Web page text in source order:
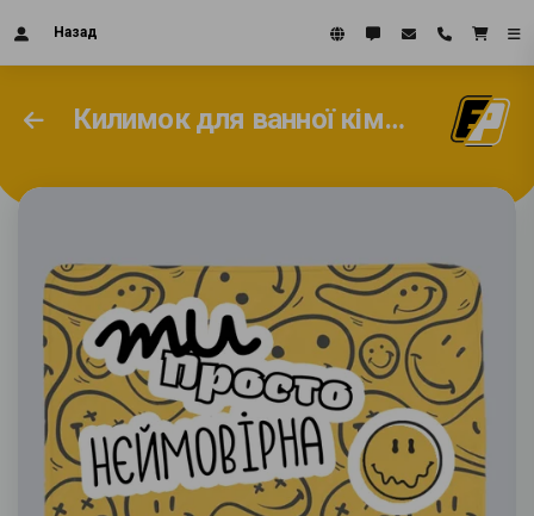
Назад
Килимок для ванної кімнати з Вашим дизайном